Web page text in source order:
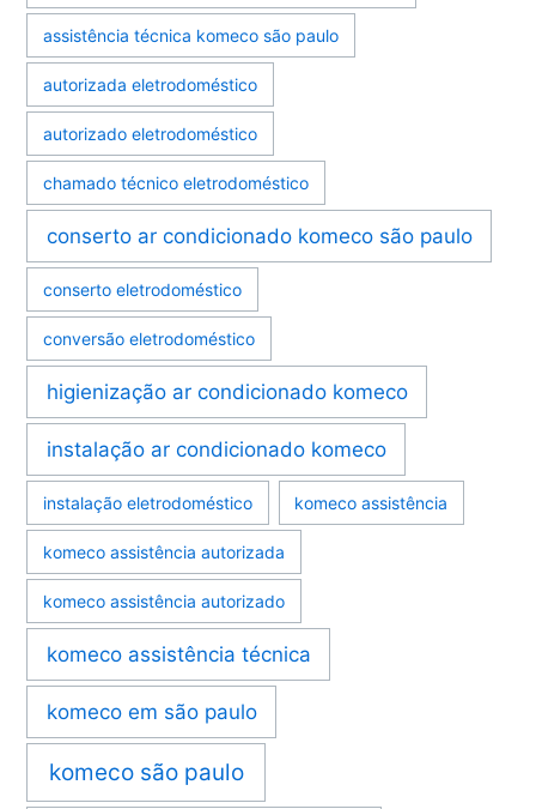
assistência técnica komeco são paulo
autorizada eletrodoméstico
autorizado eletrodoméstico
chamado técnico eletrodoméstico
conserto ar condicionado komeco são paulo
conserto eletrodoméstico
conversão eletrodoméstico
higienização ar condicionado komeco
instalação ar condicionado komeco
instalação eletrodoméstico komeco assistência
komeco assistência autorizada
komeco assistência autorizado
komeco assistência técnica
komeco em são paulo
komeco são paulo